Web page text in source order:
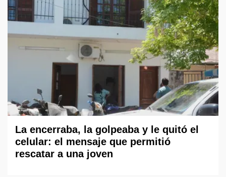
La encerraba, la golpeaba y le quitó el
celular: el mensaje que permitió
rescatar a una joven